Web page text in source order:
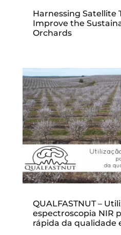
Harnessing Satellite
Improve the
Orchards
QUALFASTNUT –
espectroscopia NIR
rápida da qualidade